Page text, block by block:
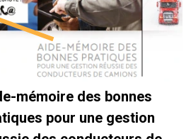
mémoire des bonnes
pour une gestion